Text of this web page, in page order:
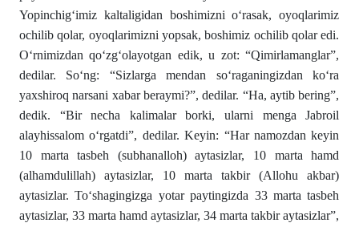
Yopinchig‘imiz kaltaligidan boshimizni o‘rasak, oyoqlarimiz
ochilib qolar, oyoqlarimizni yopsak, boshimiz ochilib qolar edi.
O‘rnimizdan qo‘zg‘olayotgan edik, u zot: “Qimirlamanglar”,
dedilar. So‘ng: “Sizlarga mendan so‘raganingizdan ko‘ra
yaxshiroq narsani xabar beraymi?”, dedilar. “Ha, aytib bering”,
dedik. “Bir necha kalimalar borki, ularni menga Jabroil
alayhissalom o‘rgatdi”, dedilar. Keyin: “Har namozdan keyin
10 marta tasbeh (subhanalloh) aytasizlar, 10 marta hamd
(alhamdulillah) aytasizlar, 10 marta takbir (Allohu akbar)
aytasizlar. To‘shagingizga yotar paytingizda 33 marta tasbeh
aytasizlar, 33 marta hamd aytasizlar, 34 marta takbir aytasizlar”,